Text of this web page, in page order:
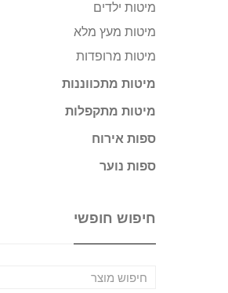
מיטות ילדים
מיטות מעץ מלא
מיטות מרופדות
מיטות מתכווננות
מיטות מתקפלות
ספות אירוח
ספות נוער
חיפוש חופשי